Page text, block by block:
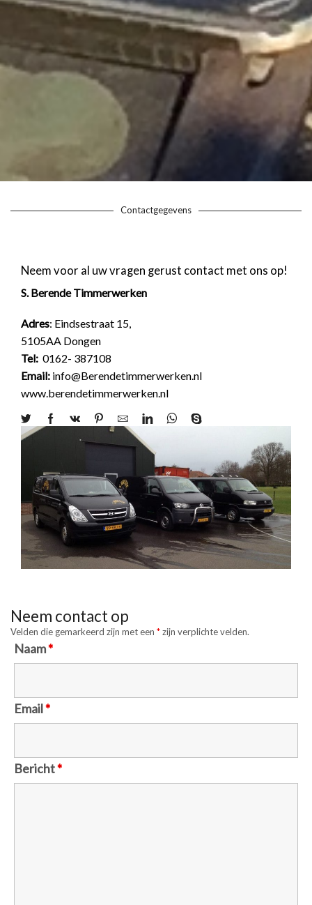
Contactgegevens
Neem voor al uw vragen gerust contact met ons op!
S. Berende Timmerwerken
Adres: Eindsestraat 15,
5105AA Dongen
Tel: 0162- 387108
Email: info@Berendetimmerwerken.nl
www.berendetimmerwerken.nl
Neem contact op
Velden die gemarkeerd zijn met een *zijn verplichte velden.
Naam*
Email*
Bericht*